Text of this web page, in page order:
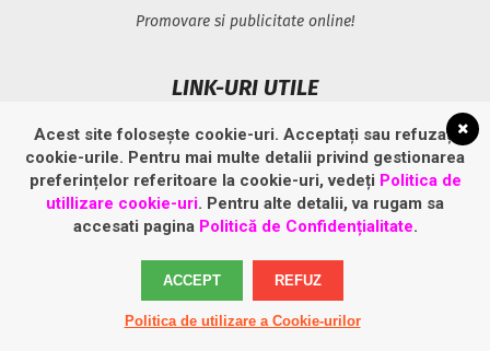
Promovare si publicitate online!
LINK-URI UTILE
Politică privind fișierele cookies
Politică de confidențialitate
Acest site folosește cookie-uri. Acceptați sau refuzați
cookie-urile. Pentru mai multe detalii privind gestionarea
preferințelor referitoare la cookie-uri, vedeți Politica de
utillizare cookie-uri. Pentru alte detalii, va rugam sa
accesati pagina Politică de Confidențialitate.
ACCEPT REFUZ
Politica de utilizare a Cookie-urilor